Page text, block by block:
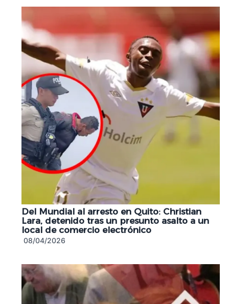
Del Mundial al arresto en Quito: Christian
Lara, detenido tras un presunto asalto a un
local de comercio electrónico
08/04/2026